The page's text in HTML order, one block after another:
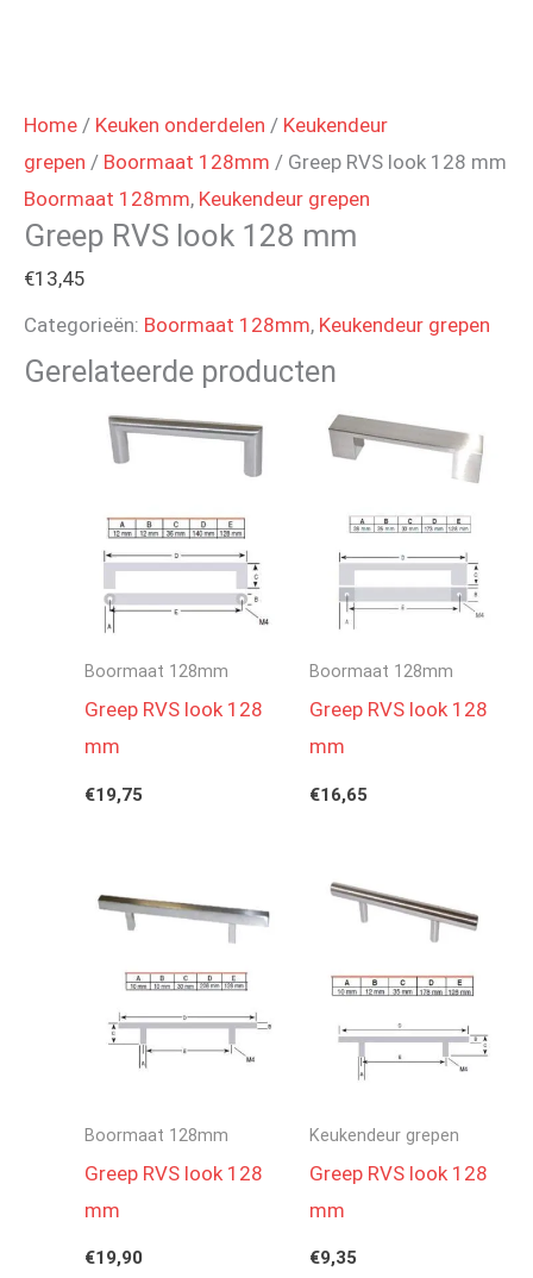
Home / Keuken onderdelen / Keukendeur
grepen / Boormaat 128mm / Greep RVS look 128 mm
Boormaat 128mm, Keukendeur grepen
Greep RVS look 128 mm
€13,45
Categorieën: Boormaat 128mm, Keukendeur grepen
Gerelateerde producten
Boormaat 128mm
Greep RVS look 128
mm
€19,75
Boormaat 128mm
Greep RVS look 128
mm
€16,65
Boormaat 128mm
Greep RVS look 128
mm
€19,90
Keukendeur grepen
Greep RVS look 128
mm
€9,35